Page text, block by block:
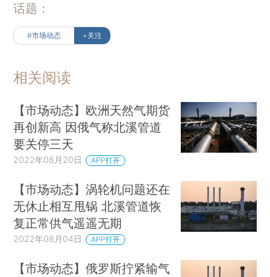
话题：
#市场动态 +关注
相关阅读
【市场动态】欧洲天然气期货
再创新高 因俄气称北溪管道
要关停三天
2022年08月20日 APP打开
【市场动态】涡轮机问题还在
无休止相互甩锅 北溪管道恢
复正常供气遥遥无期
2022年08月04日 APP打开
【市场动态】俄罗斯拧紧输气